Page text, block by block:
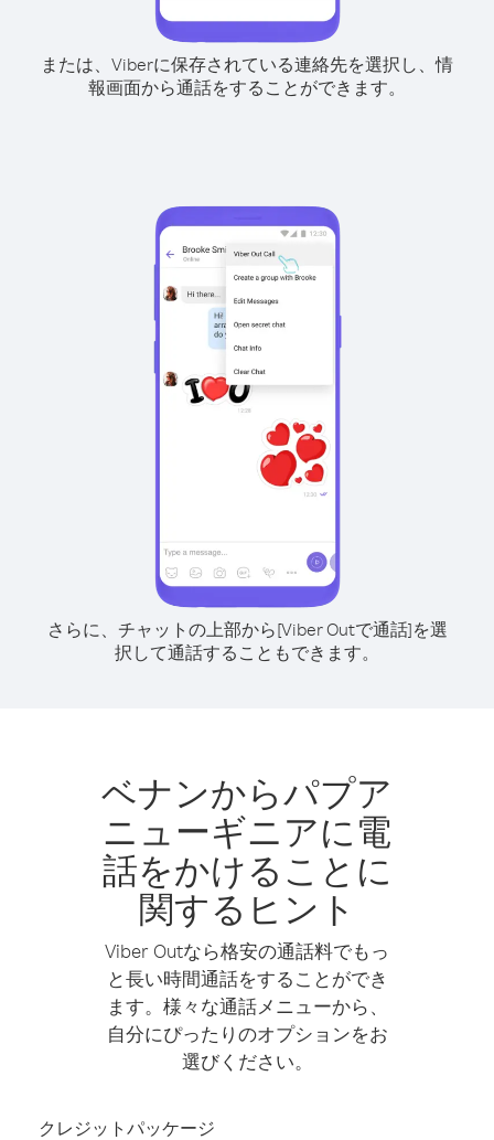
または、Viberに保存されている連絡先を選択し、情
報画面から通話をすることができます。
さらに、チャットの上部から[Viber Outで通話]を選
択して通話することもできます。
ベナンからパプア
ニューギニアに電
話をかけることに
関するヒント
Viber Outなら格安の通話料でもっ
と長い時間通話をすることができ
ます。様々な通話メニューから、
自分にぴったりのオプションをお
選びください。
クレジットパッケージ